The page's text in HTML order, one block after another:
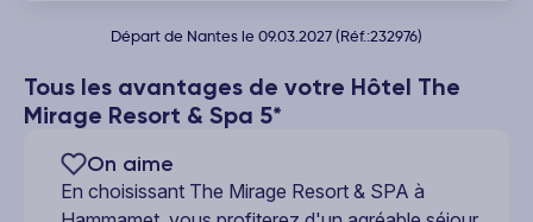
Tous les avantages de votre Hôtel The
Mirage Resort & Spa 5*
On aime
En choisissant The Mirage Resort & SPA à
Départ de Nantes le 09.03.2027 (Réf.:232976)